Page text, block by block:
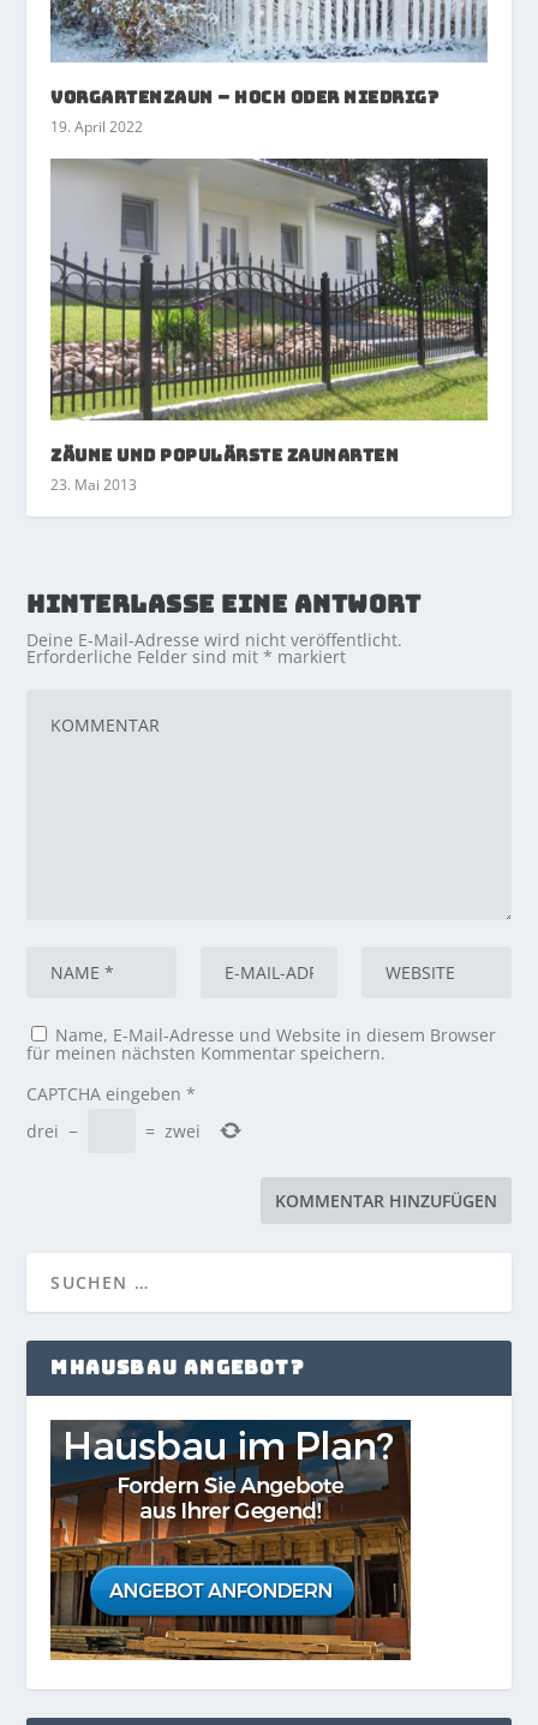
Vorgartenzaun – hoch oder niedrig?
19. April 2022
Zäune und populärste Zaunarten
23. Mai 2013
HINTERLASSE EINE ANTWORT
Deine E-Mail-Adresse wird nicht veröffentlicht.
Erforderliche Felder sind mit* markiert
Name, E-Mail-Adresse und Website in diesem Browser
für meinen nächsten Kommentar speichern.
CAPTCHA eingeben *
drei − = zwei
MHAUSBAU ANGEBOT?